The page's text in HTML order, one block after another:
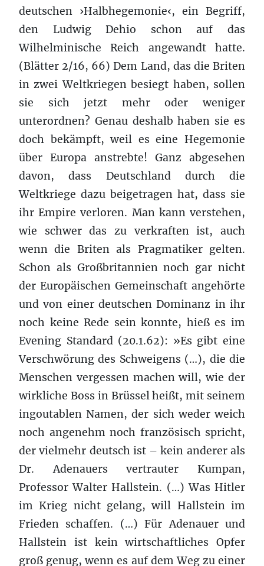
deutschen ›Halbhegemonie‹, ein Begriff,
den Ludwig Dehio schon auf das
Wilhelminische Reich angewandt hatte.
(Blätter 2/16, 66) Dem Land, das die Briten
in zwei Weltkriegen besiegt haben, sollen
sie sich jetzt mehr oder weniger
unterordnen? Genau deshalb haben sie es
doch bekämpft, weil es eine Hegemonie
über Europa anstrebte! Ganz abgesehen
davon, dass Deutschland durch die
Weltkriege dazu beigetragen hat, dass sie
ihr Empire verloren. Man kann verstehen,
wie schwer das zu verkraften ist, auch
wenn die Briten als Pragmatiker gelten.
Schon als Großbritannien noch gar nicht
der Europäischen Gemeinschaft angehörte
und von einer deutschen Dominanz in ihr
noch keine Rede sein konnte, hieß es im
Evening Standard (20.1.62): »Es gibt eine
Verschwörung des Schweigens (…), die die
Menschen vergessen machen will, wie der
wirkliche Boss in Brüssel heißt, mit seinem
ingoutablen Namen, der sich weder weich
noch angenehm noch französisch spricht,
der vielmehr deutsch ist – kein anderer als
Dr. Adenauers vertrauter Kumpan,
Professor Walter Hallstein. (…) Was Hitler
im Krieg nicht gelang, will Hallstein im
Frieden schaffen. (…) Für Adenauer und
Hallstein ist kein wirtschaftliches Opfer
groß genug, wenn es auf dem Weg zu einer